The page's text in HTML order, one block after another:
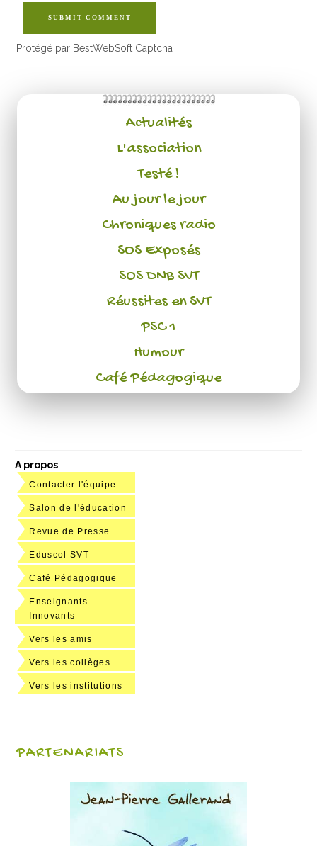
SUBMIT COMMENT
Protégé par BestWebSoft Captcha
Actualités
L'association
Testé !
Au jour le jour
Chroniques radio
SOS Exposés
SOS DNB SVT
Réussites en SVT
PSC 1
Humour
Café Pédagogique
A propos
Contacter l'équipe
Salon de l'éducation
Revue de Presse
Eduscol SVT
Café Pédagogique
Enseignants
Innovants
Vers les amis
Vers les collèges
Vers les institutions
PARTENARIATS